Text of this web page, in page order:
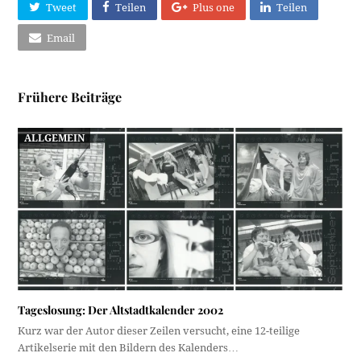
Tweet Teilen Plus one Teilen
Email
Frühere Beiträge
ALLGEMEIN
Tageslosung: Der Altstadtkalender 2002
Kurz war der Autor dieser Zeilen versucht, eine 12-teilige
Artikelserie mit den Bildern des Kalenders…